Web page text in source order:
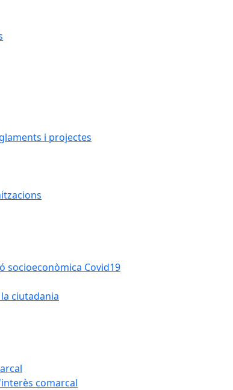
i projectes
socioeconòmica Covid19
ciutadania
comarcal